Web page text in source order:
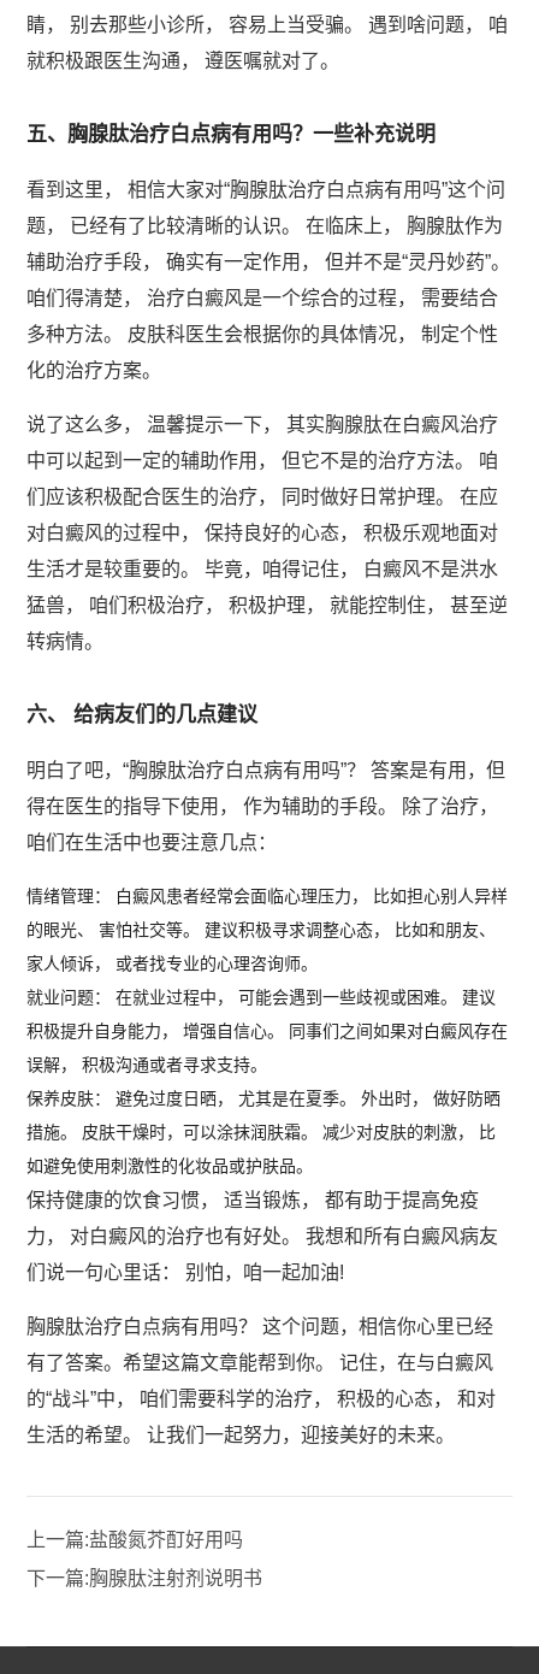
睛， 别去那些小诊所， 容易上当受骗。 遇到啥问题， 咱
就积极跟医生沟通， 遵医嘱就对了。
五、胸腺肽治疗白点病有用吗？一些补充说明
看到这里， 相信大家对“胸腺肽治疗白点病有用吗”这个问
题， 已经有了比较清晰的认识。 在临床上， 胸腺肽作为
辅助治疗手段， 确实有一定作用， 但并不是“灵丹妙药”。
咱们得清楚， 治疗白癜风是一个综合的过程， 需要结合
多种方法。 皮肤科医生会根据你的具体情况， 制定个性
化的治疗方案。
说了这么多， 温馨提示一下， 其实胸腺肽在白癜风治疗
中可以起到一定的辅助作用， 但它不是的治疗方法。 咱
们应该积极配合医生的治疗， 同时做好日常护理。 在应
对白癜风的过程中， 保持良好的心态， 积极乐观地面对
生活才是较重要的。 毕竟，咱得记住， 白癜风不是洪水
猛兽， 咱们积极治疗， 积极护理， 就能控制住， 甚至逆
转病情。
六、 给病友们的几点建议
明白了吧，“胸腺肽治疗白点病有用吗”？ 答案是有用，但
得在医生的指导下使用， 作为辅助的手段。 除了治疗，
咱们在生活中也要注意几点：
情绪管理： 白癜风患者经常会面临心理压力， 比如担心别人异样
的眼光、 害怕社交等。 建议积极寻求调整心态， 比如和朋友、
家人倾诉， 或者找专业的心理咨询师。
就业问题： 在就业过程中， 可能会遇到一些歧视或困难。 建议
积极提升自身能力， 增强自信心。 同事们之间如果对白癜风存在
误解， 积极沟通或者寻求支持。
保养皮肤： 避免过度日晒， 尤其是在夏季。 外出时， 做好防晒
措施。 皮肤干燥时，可以涂抹润肤霜。 减少对皮肤的刺激， 比
如避免使用刺激性的化妆品或护肤品。
保持健康的饮食习惯， 适当锻炼， 都有助于提高免疫
力， 对白癜风的治疗也有好处。 我想和所有白癜风病友
们说一句心里话： 别怕，咱一起加油!
胸腺肽治疗白点病有用吗？ 这个问题，相信你心里已经
有了答案。希望这篇文章能帮到你。 记住，在与白癜风
的“战斗”中， 咱们需要科学的治疗， 积极的心态， 和对
生活的希望。 让我们一起努力，迎接美好的未来。
上一篇:盐酸氮芥酊好用吗
下一篇:胸腺肽注射剂说明书